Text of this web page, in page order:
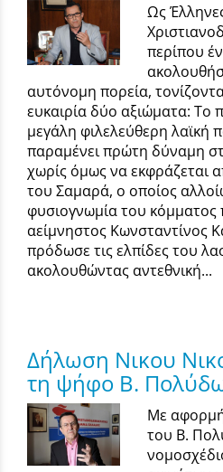
Ως
περίπου
αυτόνομη πορεία,
ευκαιρία δύο αξιώματα: Το
μεγάλη φιλελεύθερη λαϊκή
παραμένει πρώτη δύναμη
χωρίς όμως να εκφράζεται
του Σαμαρά, ο οποίος
φυσιογνωμία του κόμματος
αείμνηστος Κωνσταντίνος
πρόδωσε τις ελπίδες του
ακολουθώντας αντεθνική...
Δήλωση Νικου
τη ψήφο Β.
Με
του Β.